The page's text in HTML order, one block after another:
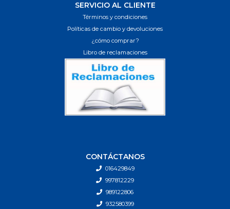
SERVICIO AL CLIENTE
Términos y condiciones
Políticas de cambio y devoluciones
¿cómo comprar?
Libro de reclamaciones
CONTÁCTANOS
016429849
997812229
989122806
932580399